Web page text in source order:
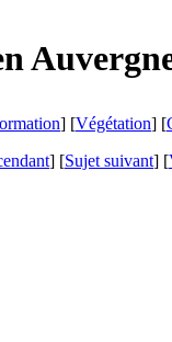
] [Végétation] [
] [Sujet suivant] [